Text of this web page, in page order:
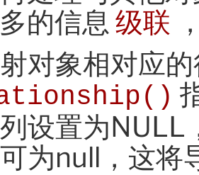
的信息 级联
对象相对应
设置为NULL
为null，这将